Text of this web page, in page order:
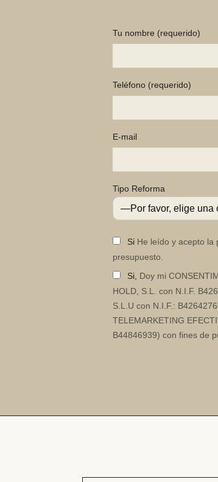
Tu nombre (requerido)
Teléfono (requerido)
E-mail
Tipo Reforma
Si He leído y acepto la
presupuesto.
Si, Doy mi
HOLD, S.L. con N.I.F.
S.L.U con N.I.F.:
TELEMARKETING
B44846939) con fines de